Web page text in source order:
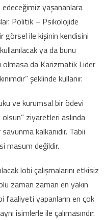
yaşananlara
Politik – Psikolojide
görsel ile kişinin kendisini
ya da bunu
olmasa da Karizmatik Lider
şeklinde kullanır.
ve kurumsal bir ödevi
olsun” ziyaretleri aslında
kalkanıdır. Tabii
masum değildir.
lobi çalışmalarını etkisiz
zaman zaman en yakın
faaliyeti yapanların en çok
isimlerle ile çalımasındır.